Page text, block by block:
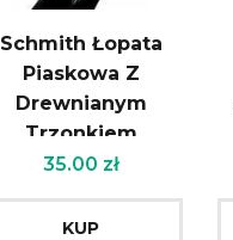
Schmith Łopata
Piaskowa Z
Drewnianym
Trzonkiem
35.00 zł
KUP